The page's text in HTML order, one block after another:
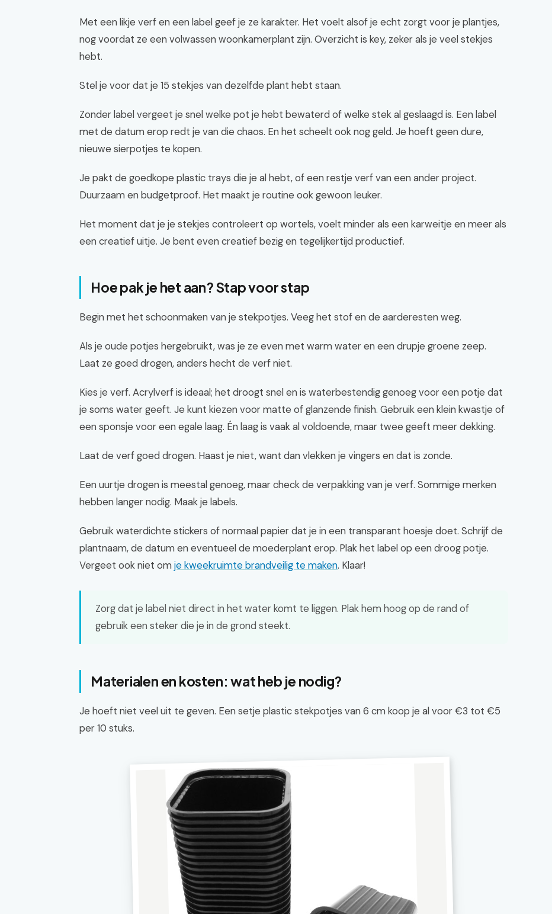
Met een likje verf en een label geef je ze karakter. Het voelt alsof je echt zorgt voor je plantjes,
nog voordat ze een volwassen woonkamerplant zijn. Overzicht is key, zeker als je veel stekjes
hebt.
Stel je voor dat je 15 stekjes van dezelfde plant hebt staan.
Zonder label vergeet je snel welke pot je hebt bewaterd of welke stek al geslaagd is. Een label
met de datum erop redt je van die chaos. En het scheelt ook nog geld. Je hoeft geen dure,
nieuwe sierpotjes te kopen.
Je pakt de goedkope plastic trays die je al hebt, of een restje verf van een ander project.
Duurzaam en budgetproof. Het maakt je routine ook gewoon leuker.
Het moment dat je je stekjes controleert op wortels, voelt minder als een karweitje en meer als
een creatief uitje. Je bent even creatief bezig en tegelijkertijd productief.
Hoe pak je het aan? Stap voor stap
Begin met het schoonmaken van je stekpotjes. Veeg het stof en de aarderesten weg.
Als je oude potjes hergebruikt, was je ze even met warm water en een drupje groene zeep.
Laat ze goed drogen, anders hecht de verf niet.
Kies je verf. Acrylverf is ideaal; het droogt snel en is waterbestendig genoeg voor een potje dat
je soms water geeft. Je kunt kiezen voor matte of glanzende finish. Gebruik een klein kwastje of
een sponsje voor een egale laag. Én laag is vaak al voldoende, maar twee geeft meer dekking.
Laat de verf goed drogen. Haast je niet, want dan vlekken je vingers en dat is zonde.
Een uurtje drogen is meestal genoeg, maar check de verpakking van je verf. Sommige merken
hebben langer nodig. Maak je labels.
Gebruik waterdichte stickers of normaal papier dat je in een transparant hoesje doet. Schrijf de
plantnaam, de datum en eventueel de moederplant erop. Plak het label op een droog potje.
Vergeet ook niet omje kweekruimte brandveilig te maken. Klaar!
Zorg dat je label niet direct in het water komt te liggen. Plak hem hoog op de rand of
gebruik een steker die je in de grond steekt.
Materialen en kosten: wat heb je nodig?
Je hoeft niet veel uit te geven. Een setje plastic stekpotjes van 6 cm koop je al voor €3 tot €5
per 10 stuks.